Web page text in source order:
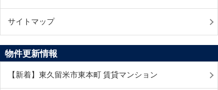
サイトマップ
物件更新情報
【新着】東久留米市東本町 賃貸マンション